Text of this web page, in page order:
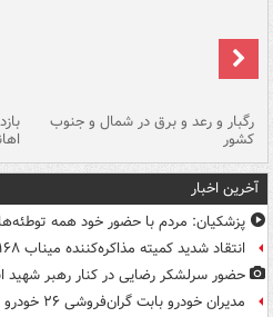
رگبار و رعد و برق در شمال و جنوب
کشور
آخرین اخبار
پزشکیان: مردم با حضور خود همه
انتقاد شدید کمیته مذاکره‌کننده میناب ۱۶۸ از صداوسیما
حضور سرلشکر رضایی در کنار رهبر شهید
مدیران خودرو بابت گران‌فروشی ۲۶ خودرو محکوم شد